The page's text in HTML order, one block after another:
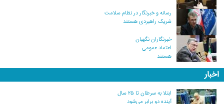
رسانه و خبرنگار در نظام سلامت
شریک راهبردی هستند
خبرنگاران نگهبان
اعتماد عمومی
هستند
اخبار
ابتلا به سرطان تا ۲۵ سال
آینده دو برابر می‌شود